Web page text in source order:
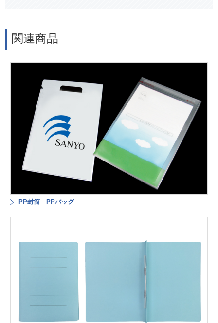
関連商品
PP封筒 PPバッグ